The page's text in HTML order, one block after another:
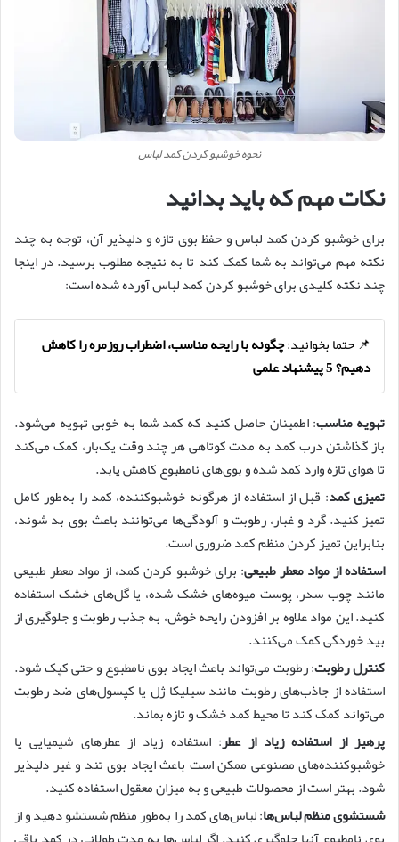
نحوه خوشبو کردن کمد لباس
نکات مهم که باید بدانید
برای خوشبو کردن کمد لباس و حفظ بوی تازه و دلپذیر آن، توجه به چند
نکته مهم می‌تواند به شما کمک کند تا به نتیجه مطلوب برسید. در اینجا
چند نکته کلیدی برای خوشبو کردن کمد لباس آورده شده است:
📌 حتما بخوانید:چگونه با رایحه مناسب، اضطراب روزمره را کاهش
دهیم؟ 5 پیشنهاد علمی
تهویه مناسب: اطمینان حاصل کنید که کمد شما به خوبی تهویه می‌شود.
باز گذاشتن درب کمد به مدت کوتاهی هر چند وقت یک‌بار، کمک می‌کند
تا هوای تازه وارد کمد شده و بوی‌های نامطبوع کاهش یابد.
تمیزی کمد: قبل از استفاده از هرگونه خوشبوکننده، کمد را به‌طور کامل
تمیز کنید. گرد و غبار، رطوبت و آلودگی‌ها می‌توانند باعث بوی بد شوند،
بنابراین تمیز کردن منظم کمد ضروری است.
استفاده از مواد معطر طبیعی: برای خوشبو کردن کمد، از مواد معطر طبیعی
مانند چوب سدر، پوست میوه‌های خشک شده، یا گل‌های خشک استفاده
کنید. این مواد علاوه بر افزودن رایحه خوش، به جذب رطوبت و جلوگیری از
بید خوردگی کمک می‌کنند.
کنترل رطوبت: رطوبت می‌تواند باعث ایجاد بوی نامطبوع و حتی کپک شود.
استفاده از جاذب‌های رطوبت مانند سیلیکا ژل یا کپسول‌های ضد رطوبت
می‌تواند کمک کند تا محیط کمد خشک و تازه بماند.
پرهیز از استفاده زیاد از عطر: استفاده زیاد از عطرهای شیمیایی یا
خوشبوکننده‌های مصنوعی ممکن است باعث ایجاد بوی تند و غیر دلپذیر
شود. بهتر است از محصولات طبیعی و به میزان معقول استفاده کنید.
شستشوی منظم لباس‌ها: لباس‌های کمد را به‌طور منظم شستشو دهید و از